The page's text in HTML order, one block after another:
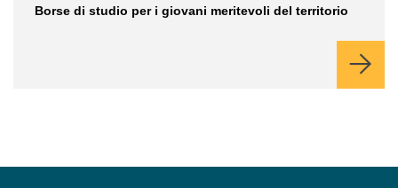
Borse di studio per i giovani meritevoli del territorio